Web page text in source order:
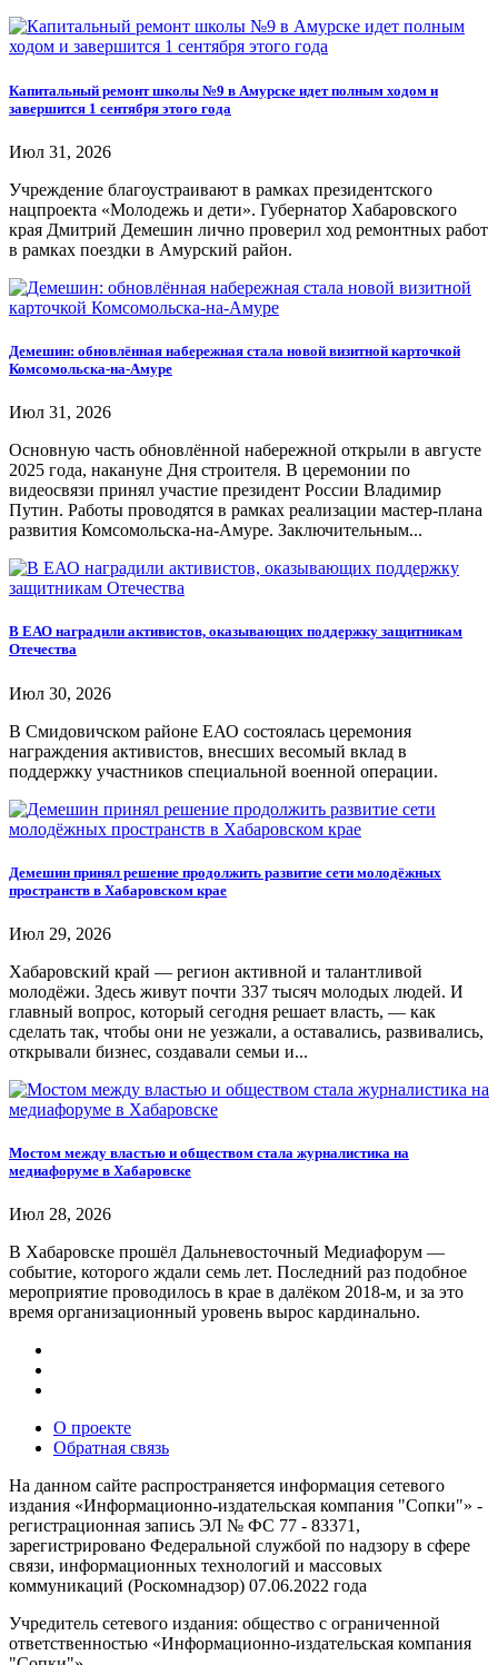
Капитальный ремонт школы №9 в Амурске идет полным ходом и
завершится 1 сентября этого года
Июл 31, 2026
Учреждение благоустраивают в рамках президентского
нацпроекта «Молодежь и дети». Губернатор Хабаровского
края Дмитрий Демешин лично проверил ход ремонтных работ
в рамках поездки в Амурский район.
Демешин: обновлённая набережная стала новой визитной карточкой
Комсомольска-на-Амуре
Июл 31, 2026
Основную часть обновлённой набережной открыли в августе
2025 года, накануне Дня строителя. В церемонии по
видеосвязи принял участие президент России Владимир
Путин. Работы проводятся в рамках реализации мастер-плана
развития Комсомольска-на-Амуре. Заключительным...
В ЕАО наградили активистов, оказывающих поддержку защитникам
Отечества
Июл 30, 2026
В Смидовичском районе ЕАО состоялась церемония
награждения активистов, внесших весомый вклад в
поддержку участников специальной военной операции.
Демешин принял решение продолжить развитие сети молодёжных
пространств в Хабаровском крае
Июл 29, 2026
Хабаровский край — регион активной и талантливой
молодёжи. Здесь живут почти 337 тысяч молодых людей. И
главный вопрос, который сегодня решает власть, — как
сделать так, чтобы они не уезжали, а оставались, развивались,
открывали бизнес, создавали семьи и...
Мостом между властью и обществом стала журналистика на
медиафоруме в Хабаровске
Июл 28, 2026
В Хабаровске прошёл Дальневосточный Медиафорум —
событие, которого ждали семь лет. Последний раз подобное
мероприятие проводилось в крае в далёком 2018-м, и за это
время организационный уровень вырос кардинально.
О проекте
Обратная связь
На данном сайте распространяется информация сетевого
издания «Информационно-издательская компания "Сопки"» -
регистрационная запись ЭЛ № ФС 77 - 83371,
зарегистрировано Федеральной службой по надзору в сфере
связи, информационных технологий и массовых
коммуникаций (Роскомнадзор) 07.06.2022 года
Учредитель сетевого издания: общество с ограниченной
ответственностью «Информационно-издательская компания